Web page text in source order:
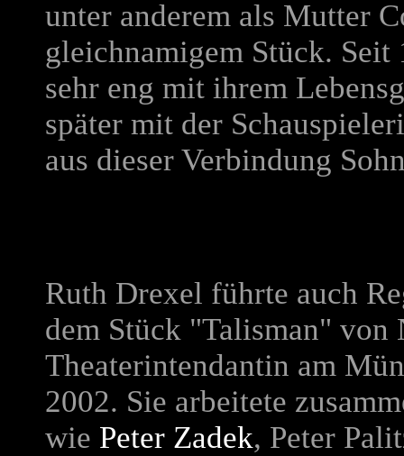
unter anderem als Mutter
gleichnamigem Stück.
sehr eng mit ihrem
später mit der
aus dieser Verbindung
Ruth Drexel führte auch
dem Stück "Talisman" von
Theaterintendantin am
2002. Sie arbeitete
wie Peter Zadek, Peter